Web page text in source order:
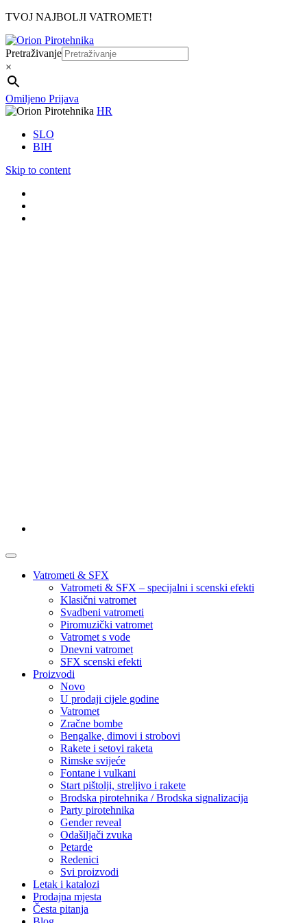
TVOJ NAJBOLJI VATROMET!
Pretraživanje
×
Omiljeno Prijava
HR
SLO
BIH
Skip to content
Vatrometi & SFX
Vatrometi & SFX – specijalni i scenski efekti
Klasični vatromet
Svadbeni vatrometi
Piromuzički vatromet
Vatromet s vode
Dnevni vatromet
SFX scenski efekti
Proizvodi
Novo
U prodaji cijele godine
Vatromet
Zračne bombe
Bengalke, dimovi i strobovi
Rakete i setovi raketa
Rimske svijeće
Fontane i vulkani
Start pištolji, streljivo i rakete
Brodska pirotehnika / Brodska signalizacija
Party pirotehnika
Gender reveal
Odašiljači zvuka
Petarde
Redenici
Svi proizvodi
Letak i katalozi
Prodajna mjesta
Česta pitanja